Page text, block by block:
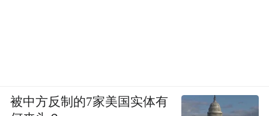
被中方反制的7家美国实体有